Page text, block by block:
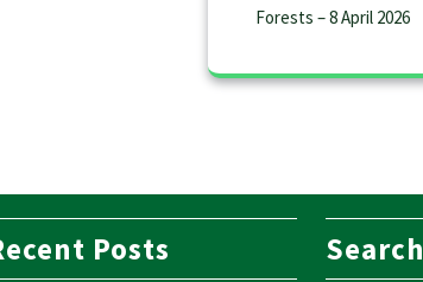
Forests – 8 April 2026
Posts Search